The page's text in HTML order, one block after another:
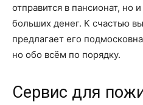
отправится в пансионат, но
больших денег. К счастью
предлагает его
но обо всём по порядку.
Сервис для